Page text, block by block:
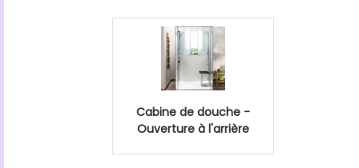
Cabine de douche -
Ouverture à l'arrière